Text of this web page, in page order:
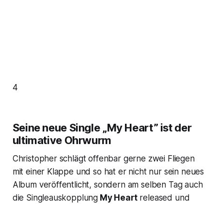
4
Seine neue Single „My Heart” ist der
ultimative Ohrwurm
Christopher schlägt offenbar gerne zwei Fliegen
mit einer Klappe und so hat er nicht nur sein neues
Album veröffentlicht, sondern am selben Tag auch
die Singleauskopplung My Heart released und